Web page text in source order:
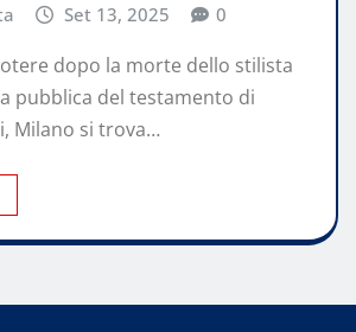
Set 13, 2025 0
dopo la morte dello stilista
pubblica del testamento di
Milano si trova…